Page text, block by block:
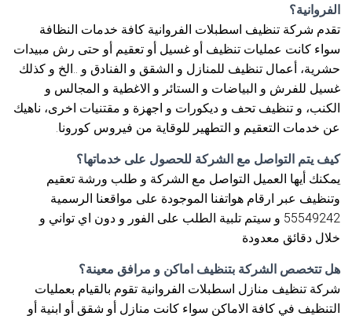
الفروانية؟
تقدم شركة تنظيف اسطبلات الفروانية كافة خدمات النظافة
سواء كانت عمليات تنظيف أو غسيل أو تعقيم أو حتى رش مبيدات
حشرية، أعمال تنظيف للمنازل و الشقق و الفنادق و ..الخ و كذلك
غسيل للفرش و البياضات و الستائر و الاغطية و المجالس و
الكنب، و تنظيف تحف و ديكورات و اجهزة و مقتنيات اخرى، ناهيك
عن خدمات التعقيم و التطهير للوقاية من فيروس كورونا.
كيف يتم التواصل مع الشركة للحصول على خدماتها؟
يمكنك أيها العميل التواصل مع الشركة و طلب ورشة تعقيم
وتنظيف عبر ارقام هواتفنا الموجودة على مواقعنا الرسمية
55549242 و سيتم تلبية الطلب على الفور و دون اي تواني و
خلال دقائق معدودة
هل تتخصص الشركة بتنظيف اماكن و مرافق معينة؟
شركة تنظيف منازل اسطبلات الفروانية تقوم بالقيام بعمليات
التنظيف في كافة الاماكن سواء كانت منازل أو شقق أو ابنية أو